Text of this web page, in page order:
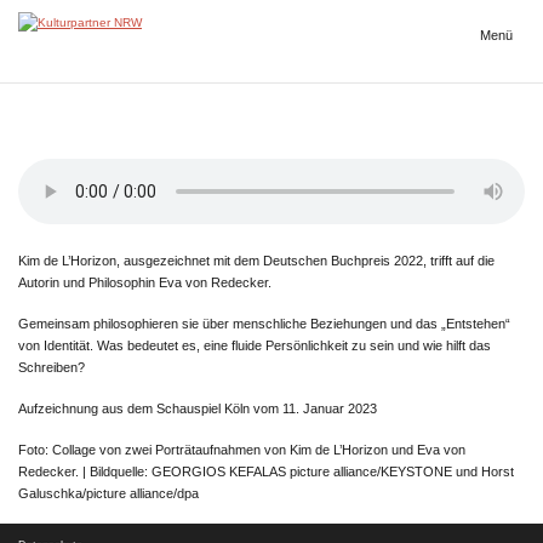
Inhalt
NRW
Menü
Kim de L’Horizon, ausgezeichnet mit dem Deutschen Buchpreis 2022, trifft auf die
Autorin und Philosophin Eva von Redecker.
Gemeinsam philosophieren sie über menschliche Beziehungen und das „Entstehen“
von Identität. Was bedeutet es, eine fluide Persönlichkeit zu sein und wie hilft das
Schreiben?
Aufzeichnung aus dem Schauspiel Köln vom 11. Januar 2023
Foto: Collage von zwei Porträtaufnahmen von Kim de L’Horizon und Eva von
Redecker. | Bildquelle: GEORGIOS KEFALAS picture alliance/KEYSTONE und Horst
Galuschka/picture alliance/dpa